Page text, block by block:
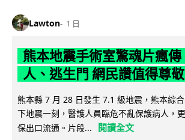
Lawton 1 日
熊本地震手術室驚魂片瘋
人、逃生門 網民讚值得尊敬
熊本縣 7 月 28 日發生 7.1 級地震，熊本綜
下地震一刻，醫護人員臨危不亂保護病人，
保出口流通。片段...
閱讀全文